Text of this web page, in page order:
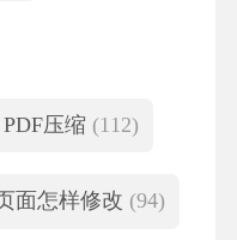
PDF压缩 (112)
面怎样修改 (94)